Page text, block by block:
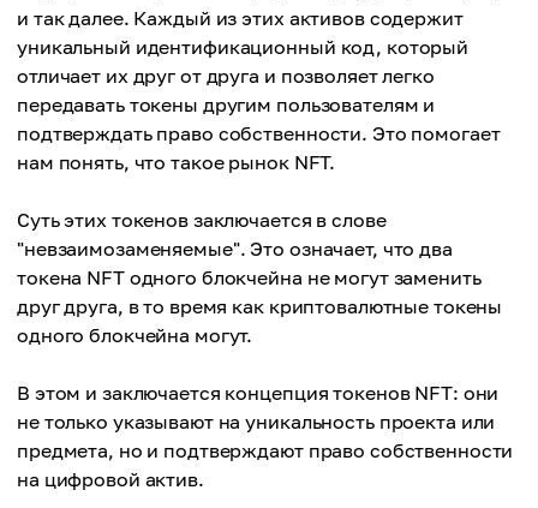
и так далее. Каждый из этих активов содержит
уникальный идентификационный код, который
отличает их друг от друга и позволяет легко
передавать токены другим пользователям и
подтверждать право собственности. Это помогает
нам понять, что такое рынок NFT.
Суть этих токенов заключается в слове
"невзаимозаменяемые". Это означает, что два
токена NFT одного блокчейна не могут заменить
друг друга, в то время как криптовалютные токены
одного блокчейна могут.
В этом и заключается концепция токенов NFT: они
не только указывают на уникальность проекта или
предмета, но и подтверждают право собственности
на цифровой актив.